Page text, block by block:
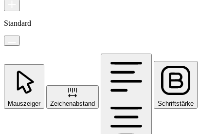
Standard
Mauszeiger Zeichenabstand Schriftstärke